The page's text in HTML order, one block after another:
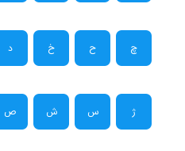
چ ح خ د
ژ س ش ص